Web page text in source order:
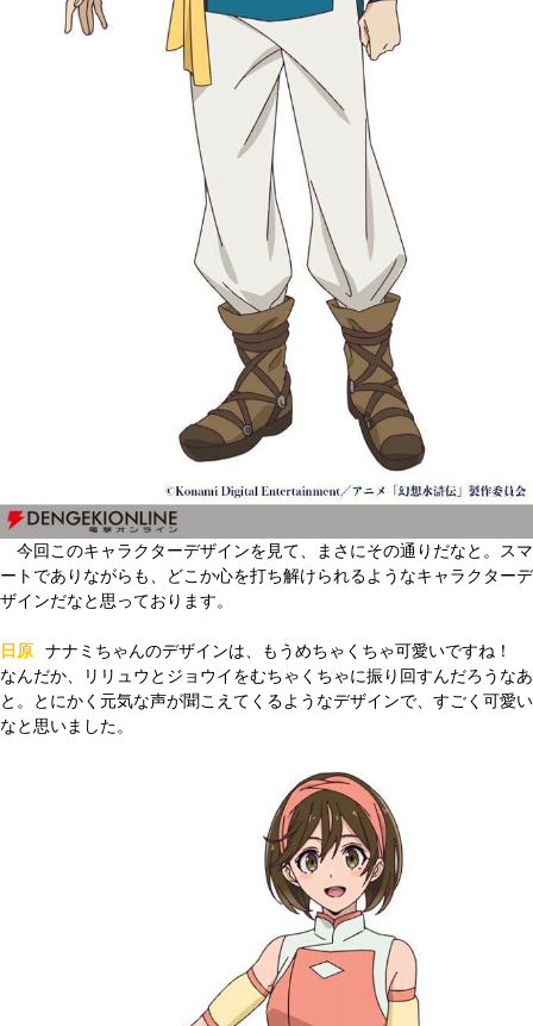
今回このキャラクターデザインを見て、まさにその通りだなと。スマ
ートでありながらも、どこか心を打ち解けられるようなキャラクターデ
ザインだなと思っております。
日原
ナナミちゃんのデザインは、もうめちゃくちゃ可愛いですね！
なんだか、リリュウとジョウイをむちゃくちゃに振り回すんだろうなあ
と。とにかく元気な声が聞こえてくるようなデザインで、すごく可愛い
なと思いました。